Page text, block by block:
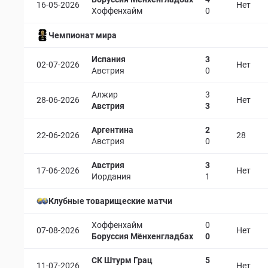
16-05-2026
Хоффенхайм
0
Нет
Чемпионат мира
02-07-2026
Испания
Австрия
3
0
Нет
28-06-2026
Алжир
Австрия
3
3
Нет
22-06-2026
Аргентина
Австрия
2
0
28
17-06-2026
Австрия
Иордания
3
1
Нет
Клубные товарищеские матчи
07-08-2026
Хоффенхайм
Боруссия Мёнхенгладбах
0
0
Нет
11-07-2026
СК Штурм Грац
5
Нет